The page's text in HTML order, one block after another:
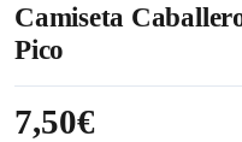
Camiseta
Pico
7,50€